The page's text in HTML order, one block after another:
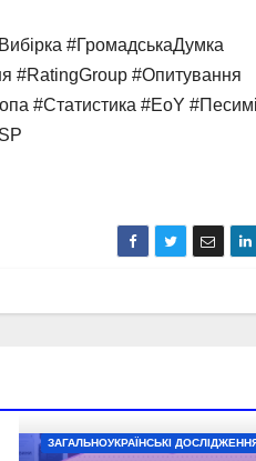
#ГромадськаДумка
#RatingGroup #Опитування
#Статистика #EoY
ЗАГАЛЬНОУКРАЇНСЬКІ